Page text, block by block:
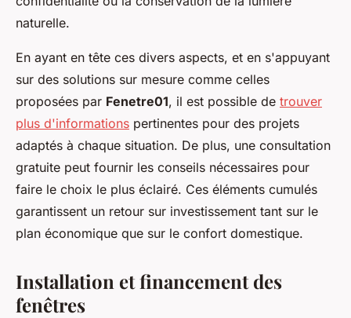
naturelle.
En ayant en tête ces divers aspects, et en s'appuyant
sur des solutions sur mesure comme celles
proposées par Fenetre01, il est possible de trouver
plus d'informations pertinentes pour des projets
adaptés à chaque situation. De plus, une consultation
gratuite peut fournir les conseils nécessaires pour
faire le choix le plus éclairé. Ces éléments cumulés
garantissent un retour sur investissement tant sur le
plan économique que sur le confort domestique.
Installation et financement des
fenêtres